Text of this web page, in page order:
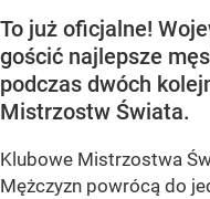
To już oficjalne!
gościć najlepsze
podczas dwóch
Mistrzostw Świata.
Klubowe Mistrzostwa
Mężczyzn powrócą do